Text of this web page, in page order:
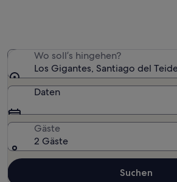
Wo soll’s hingehen?
Los Gigantes, Santiago del
Daten
Gäste
2 Gäste
Suchen